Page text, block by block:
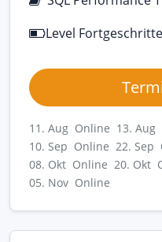
Level
11. Aug Online 13. Aug
10. Sep Online 22. Sep
08. Okt Online 20. Okt
05. Nov Online